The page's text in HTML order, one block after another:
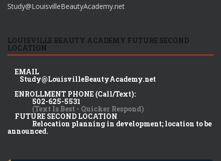
Study@LouisvilleBeautyAcademy.net
LOUISVILLE BEAUTY ACADEMY FUTURE SECOND
LOCATION
EMAIL
Study@LouisvilleBeautyAcademy.net
ENROLLMENT PHONE (Call/Text):
502-625-5531
(Text Is Best - Quicker Respond)
FUTURE SECOND LOCATION
Relocation planning in development; location to be
announced.